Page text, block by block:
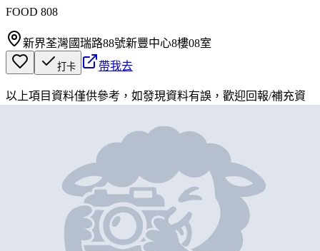
FOOD 808
新界荃灣國瑞路88號新豐中心8樓08室
打卡 帶我去
以上項目資料僅供參考，如發現資料有誤，歡迎回報/補充資
食材808